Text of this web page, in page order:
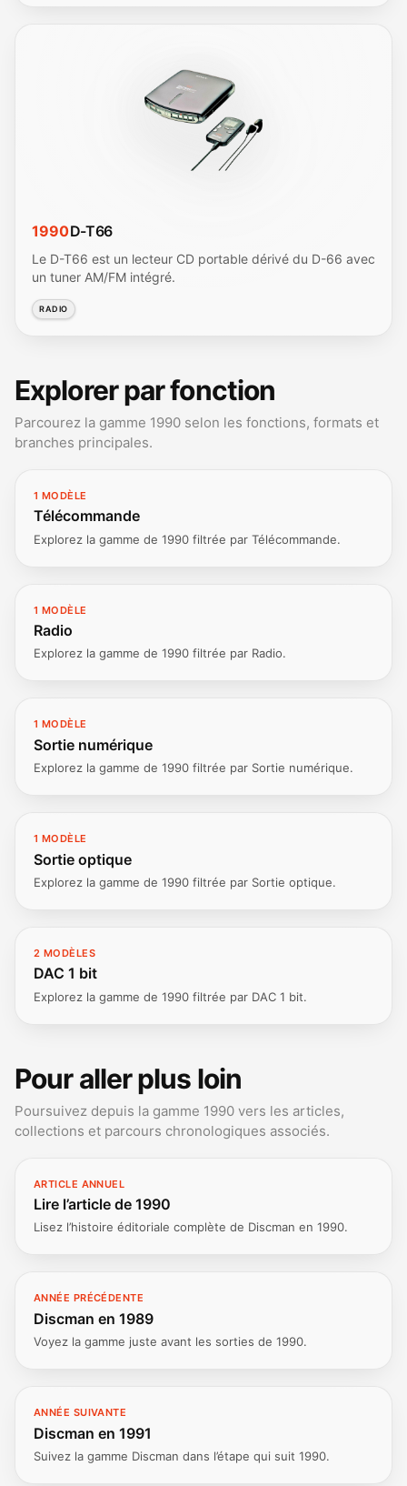
1990D-T66
Le D-T66 est un lecteur CD portable dérivé du D-66 avec
un tuner AM/FM intégré.
RADIO
Explorer par fonction
Parcourez la gamme 1990 selon les fonctions, formats et
branches principales.
1 MODÈLE
Télécommande
Explorez la gamme de 1990 filtrée par Télécommande.
1 MODÈLE
Radio
Explorez la gamme de 1990 filtrée par Radio.
1 MODÈLE
Sortie numérique
Explorez la gamme de 1990 filtrée par Sortie numérique.
1 MODÈLE
Sortie optique
Explorez la gamme de 1990 filtrée par Sortie optique.
2 MODÈLES
DAC 1 bit
Explorez la gamme de 1990 filtrée par DAC 1 bit.
Pour aller plus loin
Poursuivez depuis la gamme 1990 vers les articles,
collections et parcours chronologiques associés.
ARTICLE ANNUEL
Lire l’article de 1990
Lisez l’histoire éditoriale complète de Discman en 1990.
ANNÉE PRÉCÉDENTE
Discman en 1989
Voyez la gamme juste avant les sorties de 1990.
ANNÉE SUIVANTE
Discman en 1991
Suivez la gamme Discman dans l’étape qui suit 1990.